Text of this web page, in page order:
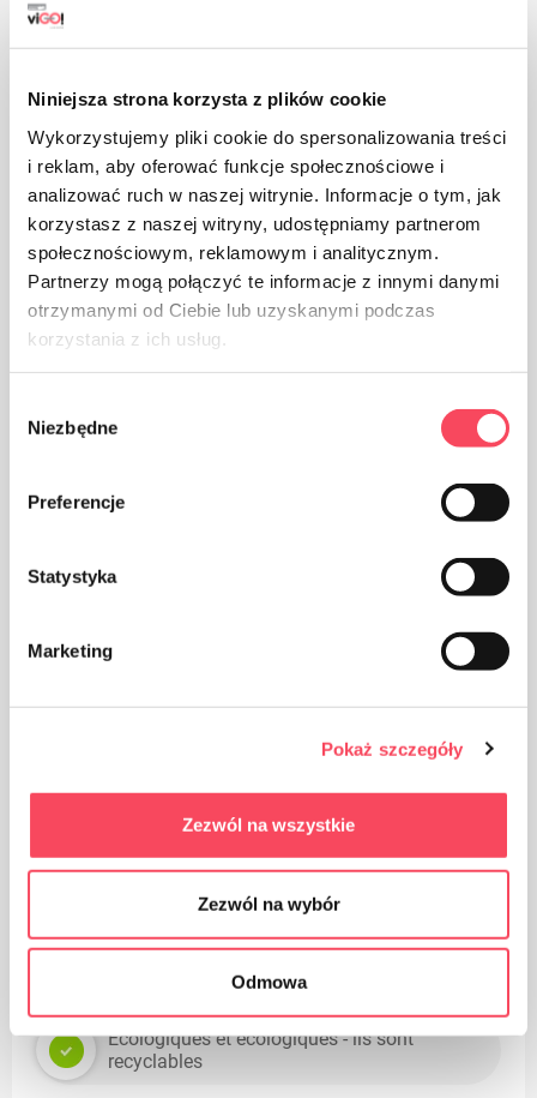
Niniejsza strona korzysta z plików cookie
Wykorzystujemy pliki cookie do spersonalizowania treści
i reklam, aby oferować funkcje społecznościowe i
analizować ruch w naszej witrynie. Informacje o tym, jak
korzystasz z naszej witryny, udostępniamy partnerom
społecznościowym, reklamowym i analitycznym.
Partnerzy mogą połączyć te informacje z innymi danymi
otrzymanymi od Ciebie lub uzyskanymi podczas
korzystania z ich usług.
zgody
Niezbędne
Preferencje
Statystyka
Marketing
Pokaż szczegóły
Zezwól na wszystkie
Zezwól na wybór
Odmowa
Veillez à la propreté, jetez les emballages de produits
usagés à la poubelle
Parfaitement adapté aux paniers de taille
Nie sklejają się ze sobą, co pozwala na łatwe
oddzielenie ich od siebie na rolce
Écologiques et écologiques - ils sont
recyclables